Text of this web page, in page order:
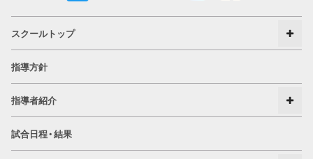
スクールトップ
指導方針
指導者紹介
試合日程・結果